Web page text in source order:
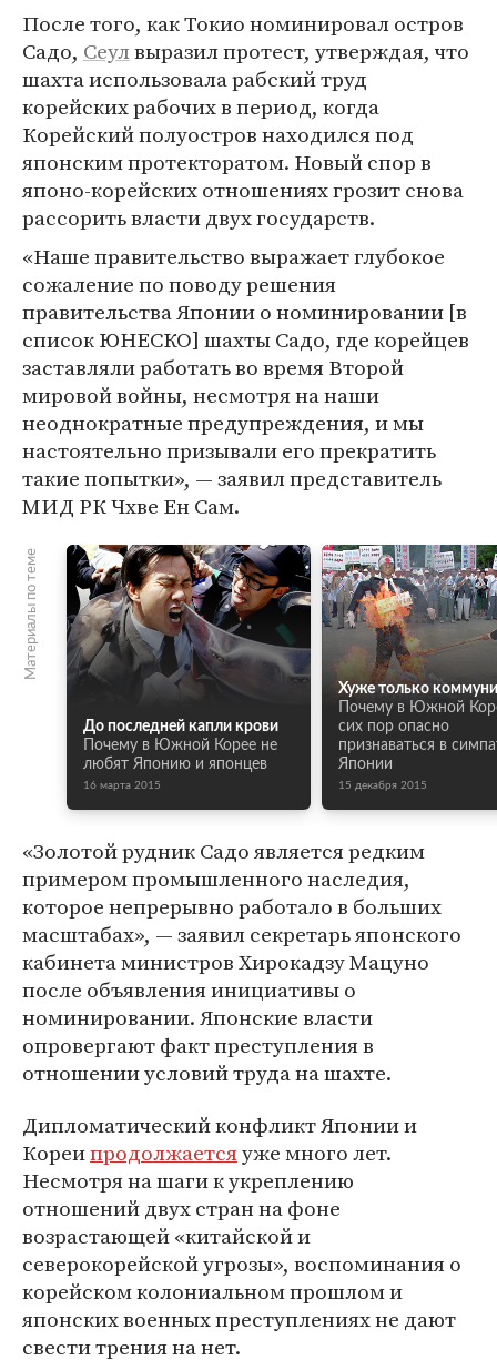
После того, как Токио номинировал остров
Садо, Сеулвыразил протест, утверждая, что
шахта использовала рабский труд
корейских рабочих в период, когда
Корейский полуостров находился под
японским протекторатом. Новый спор в
японо-корейских отношениях грозит снова
рассорить власти двух государств.
«Наше правительство выражает глубокое
сожаление по поводу решения
правительства Японии о номинировании [в
список ЮНЕСКО] шахты Садо, где корейцев
заставляли работать во время Второй
мировой войны, несмотря на наши
неоднократные предупреждения, и мы
настоятельно призывали его прекратить
такие попытки», — заявил представитель
МИД РК Чхве Ен Сам.
Материалы по теме
До последней капли крови
Почему в Южной Корее не
любят Японию и японцев
16 марта 2015
Хуже только
Почему в Южной
сих пор опасно
признаваться в
Японии
15 декабря 2015
«Золотой рудник Садо является редким
примером промышленного наследия,
которое непрерывно работало в больших
масштабах», — заявил секретарь японского
кабинета министров Хирокадзу Мацуно
после объявления инициативы о
номинировании. Японские власти
опровергают факт преступления в
отношении условий труда на шахте.
Дипломатический конфликт Японии и
Кореипродолжаетсяуже много лет.
Несмотря на шаги к укреплению
отношений двух стран на фоне
возрастающей «китайской и
северокорейской угрозы», воспоминания о
корейском колониальном прошлом и
японских военных преступлениях не дают
свести трения на нет.